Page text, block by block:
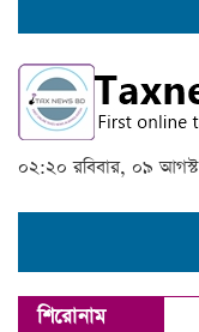
০২:২০ রবিবার, ০৯
শিরোনাম